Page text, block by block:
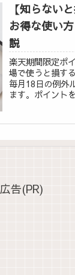
【知らない
お得な使い
説
楽天期間限定ポ
場で使うと損す
毎月18日の例外
ます。ポイント
広告(PR)